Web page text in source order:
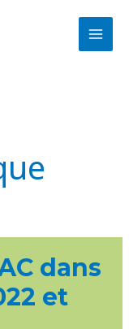
dans
et